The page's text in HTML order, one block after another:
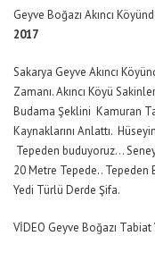
Geyve Boğazı Akıncı
2017
Sakarya Geyve Akıncı
Zamanı. Akıncı Köyü
Budama Şeklini Kamuran
Kaynaklarını Anlattı.
Tepeden buduyoruz…
20 Metre Tepede.. Tepeden
Yedi Türlü Derde Şifa.
VİDEO Geyve Boğazı Tabiat